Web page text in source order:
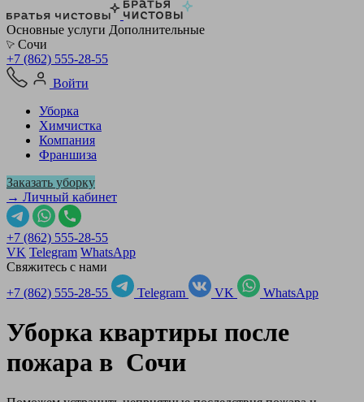
Основные услуги Дополнительные
Сочи
+7 (862) 555-28-55
Войти
Уборка
Химчистка
Компания
Франшиза
Заказать уборку
→ Личный кабинет
+7 (862) 555-28-55
VK Telegram WhatsApp
Свяжитесь с нами
+7 (862) 555-28-55
Telegram VK WhatsApp
Уборка квартиры после
пожара в Сочи